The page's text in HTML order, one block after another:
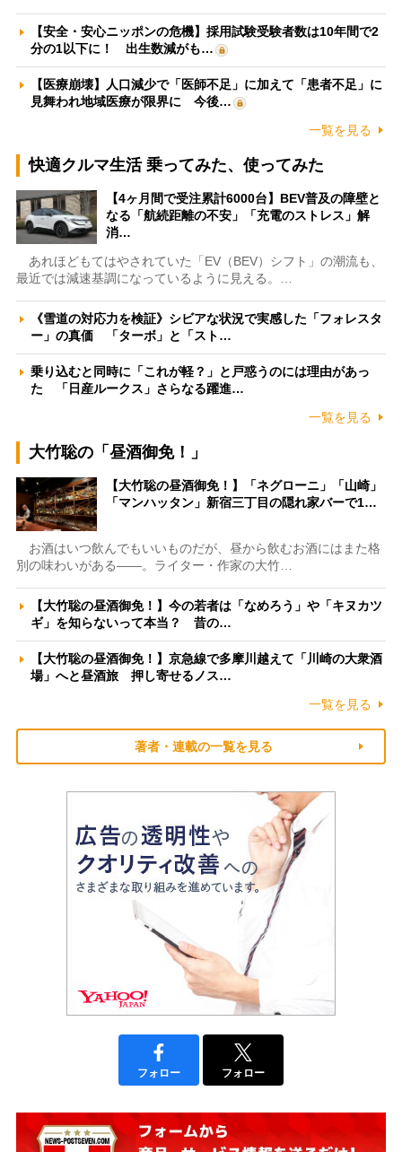
【安全・安心ニッポンの危機】採用試験受験者数は10年間で2
分の1以下に！ 出生数減がも…
【医療崩壊】人口減少で「医師不足」に加えて「患者不足」に
見舞われ地域医療が限界に 今後…
一覧を見る
快適クルマ生活 乗ってみた、使ってみた
【4ヶ月間で受注累計6000台】BEV普及の障壁と
なる「航続距離の不安」「充電のストレス」解
消…
あれほどもてはやされていた「EV（BEV）シフト」の潮流も、
最近では減速基調になっているように見える。…
《雪道の対応力を検証》シビアな状況で実感した「フォレスタ
ー」の真価 「ターボ」と「スト…
乗り込むと同時に「これが軽？」と戸惑うのには理由があっ
た 「日産ルークス」さらなる躍進…
一覧を見る
大竹聡の「昼酒御免！」
【大竹聡の昼酒御免！】「ネグローニ」「山崎」
「マンハッタン」新宿三丁目の隠れ家バーで1…
お酒はいつ飲んでもいいものだが、昼から飲むお酒にはまた格
別の味わいがある――。ライター・作家の大竹…
【大竹聡の昼酒御免！】今の若者は「なめろう」や「キヌカツ
ギ」を知らないって本当？ 昔の…
【大竹聡の昼酒御免！】京急線で多摩川越えて「川崎の大衆酒
場」へと昼酒旅 押し寄せるノス…
一覧を見る
著者・連載の一覧を見る
フォロー フォロー